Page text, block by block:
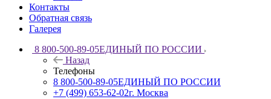
Контакты
Обратная связь
Галерея
8 800-500-89-05ЕДИНЫЙ ПО РОССИИ
Назад
Телефоны
8 800-500-89-05ЕДИНЫЙ ПО РОССИИ
+7 (499) 653-62-02г. Москва